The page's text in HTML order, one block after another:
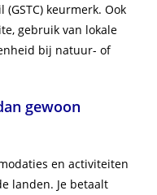
keurmerk. Ook
gebruik van lokale
bij natuur- of
gewoon
en activiteiten
landen. Je betaalt